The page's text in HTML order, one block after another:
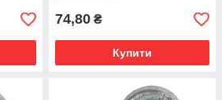
74,80 ₴
Купити